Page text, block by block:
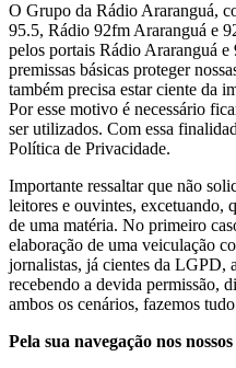
O Grupo da Rádio Araranguá,
95.5, Rádio 92fm Araranguá e
pelos portais Rádio Araranguá
premissas básicas proteger
também precisa estar ciente da
Por esse motivo é necessário
ser utilizados. Com essa
Política de Privacidade.
Importante ressaltar que não
leitores e ouvintes, excetuando,
de uma matéria. No primeiro
elaboração de uma veiculação
jornalistas, já cientes da LGPD,
recebendo a devida permissão,
ambos os cenários, fazemos
Pela sua navegação nos nossos